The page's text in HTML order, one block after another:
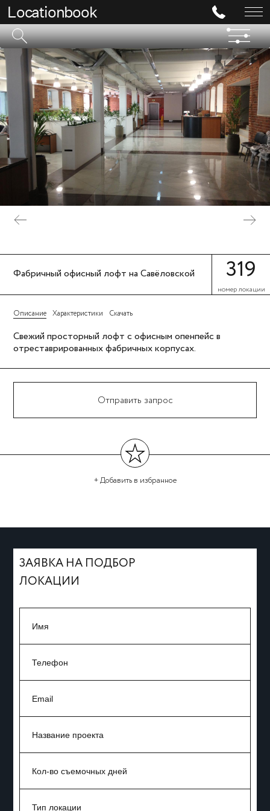
Locationbook
Фабричный офисный лофт на Савёловской 319
номер локации
Описание Характеристики Скачать
Свежий просторный лофт с офисным опенпейс в
отреставрированных фабричных корпусах.
+ Добавить в избранное
Отправить запрос
ЗАЯВКА НА ПОДБОР
ЛОКАЦИИ